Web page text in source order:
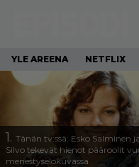
YLE AREENA NETFLIX
1. Tänän tv:ssä: Esko Salminen
Silvo tekevät hienot pääroolit
menestyselokuvassa